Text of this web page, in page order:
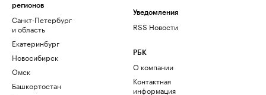
регионов
Санкт-Петербург
и область
Екатеринбург
Новосибирск
Омск
Башкортостан
Уведомления
RSS Новости
РБК
О компании
Контактная
информация